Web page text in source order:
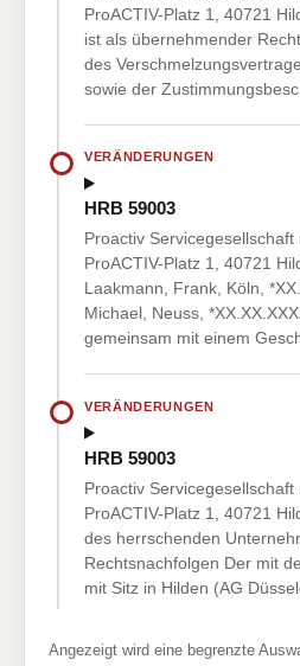
ProACTIV-Platz 1, 40721
ist als übernehmender
des
sowie der
VERÄNDERUNGEN
HRB 59003
Proactiv Servicegesellschaft
ProACTIV-Platz 1, 40721
Laakmann, Frank, Köln,
Michael, Neuss,
gemeinsam mit einem
VERÄNDERUNGEN
HRB 59003
Proactiv Servicegesellschaft
ProACTIV-Platz 1, 40721
des herrschenden
Rechtsnachfolgen Der mit
mit Sitz in Hilden (AG
Angezeigt wird eine begrenzte